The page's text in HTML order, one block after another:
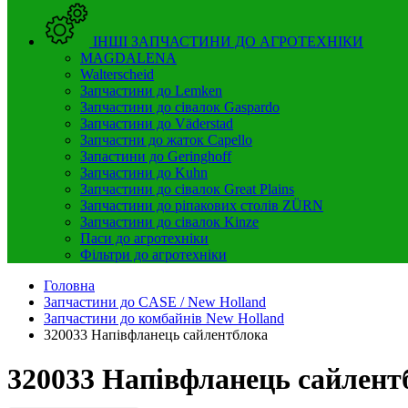
ІНШІ ЗАПЧАСТИНИ ДО АГРОТЕХНІКИ
MAGDALENA
Walterscheid
Запчастини до Lemken
Запчастини до сівалок Gaspardo
Запчастини до Väderstad
Запчастни до жаток Capello
Запастини до Geringhoff
Запчастини до Kuhn
Запчастини до сівалок Great Plains
Запчастини до ріпакових столів ZÜRN
Запчастини до сівалок Kinze
Паси до агротехніки
Фільтри до агротехніки
Головна
Запчастини до CASE / New Holland
Запчастини до комбайнів New Holland
320033 Напівфланець сайлентблока
320033 Напівфланець